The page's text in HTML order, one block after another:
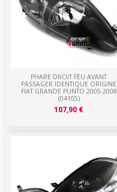
PHARE DROIT FEU AVANT
PASSAGER IDENTIQUE ORIGINE
FIAT GRANDE PUNTO 2005-2008
(04105)
107,90 €